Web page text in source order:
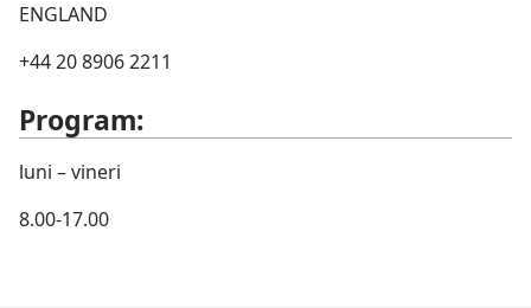
ENGLAND
+44 20 8906 2211
Program:
luni – vineri
8.00-17.00